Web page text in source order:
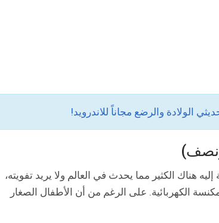
هناك الكثير مما يحدث في العالم ولا يريد تفويته،
الكهربائية. على الرغم من أن الأطفال الصغار